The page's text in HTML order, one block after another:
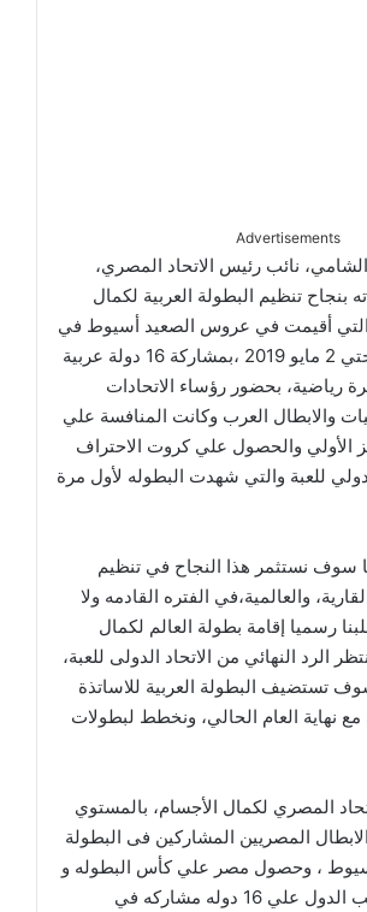
Advertisements
نائب رئيس الاتحاد المصري،
بنجاح تنظيم البطولة العربية لكمال
،التي أقيمت في عروس الصعيد أسيوط في
الفترة من 28 أبريل حتي 2 مايو 2019 ،بمشاركة 16 دولة عربية
رياضية، بحضور رؤساء الاتحادات
والابطال العرب وكانت المنافسة علي
الأولي والحصول علي كروت الاحتراف
للعبة والتي شهدت البطوله لأول مرة
سوف نستثمر هذا النجاح في تنظيم
والعالمية،في الفتره القادمه ولا
رسميا إقامة بطولة العالم لكمال
الرد النهائي من الاتحاد الدولى للعبة،
تستضيف البطولة العربية للاساتذة
مع نهاية العام الحالي، ونخطط لبطولات
المصري لكمال الأجسام، بالمستوي
المصريين المشاركين فى البطولة
اسيوط ، وحصول مصر علي كأس البطوله و
المركز الأول في ترتيب الدول علي 16 دوله مشاركه في